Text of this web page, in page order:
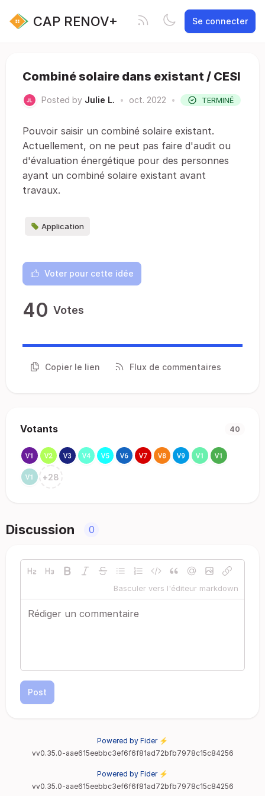
CAP RENOV+ Se connecter
Combiné solaire dans existant / CESI
Posted by Julie L. • oct. 2022 • TERMINÉ
Pouvoir saisir un combiné solaire existant.
Actuellement, on ne peut pas faire d'audit ou
d'évaluation énergétique pour des personnes
ayant un combiné solaire existant avant
travaux.
Application
Voter pour cette idée
40 Votes
Copier le lien Flux de commentaires
Votants 40
+28
Discussion 0
Basculer vers l'éditeur markdown
Post
Powered by Fider ⚡
vv0.35.0-aae615eebbc3ef6f6f81ad72bfb7978c15c84256
Powered by Fider ⚡
vv0.35.0-aae615eebbc3ef6f6f81ad72bfb7978c15c84256